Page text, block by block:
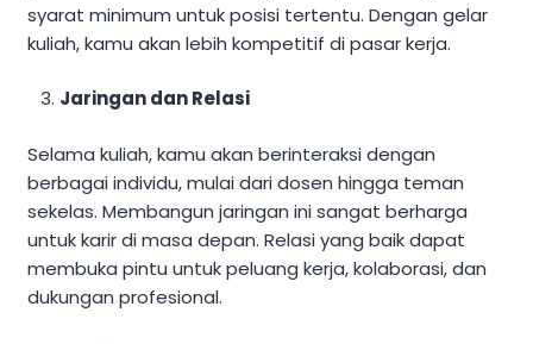
syarat minimum untuk posisi tertentu. Dengan gelar
kuliah, kamu akan lebih kompetitif di pasar kerja.
Jaringan dan Relasi
Selama kuliah, kamu akan berinteraksi dengan
berbagai individu, mulai dari dosen hingga teman
sekelas. Membangun jaringan ini sangat berharga
untuk karir di masa depan. Relasi yang baik dapat
membuka pintu untuk peluang kerja, kolaborasi, dan
dukungan profesional.